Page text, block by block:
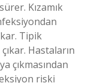
Kızamık
Tipik
Hastaların
çıkmasından
riski